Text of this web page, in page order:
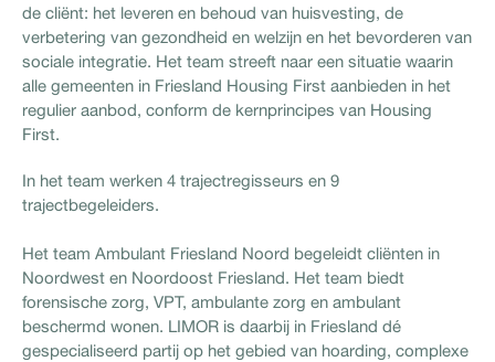
de cliënt: het leveren en behoud van huisvesting, de
verbetering van gezondheid en welzijn en het bevorderen van
sociale integratie. Het team streeft naar een situatie waarin
alle gemeenten in Friesland Housing First aanbieden in het
regulier aanbod, conform de kernprincipes van Housing
First.
In het team werken 4 trajectregisseurs en 9
trajectbegeleiders.
Het team Ambulant Friesland Noord begeleidt cliënten in
Noordwest en Noordoost Friesland. Het team biedt
forensische zorg, VPT, ambulante zorg en ambulant
beschermd wonen. LIMOR is daarbij in Friesland dé
gespecialiseerd partij op het gebied van hoarding, complexe